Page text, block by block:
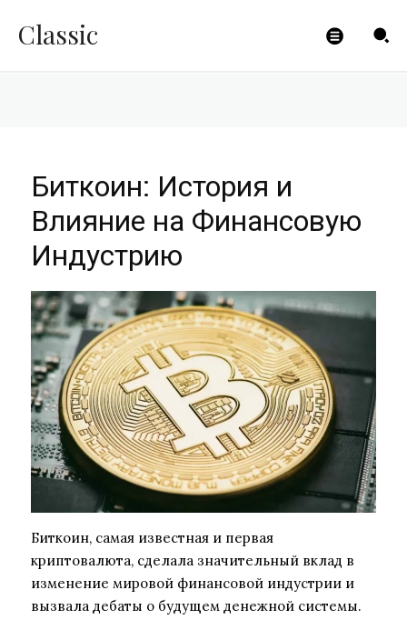
ClassicCLICKPAYMENTS
Биткоин: История и
Влияние на Финансовую
Индустрию
Биткоин, самая известная и первая
криптовалюта, сделала значительный вклад в
изменение мировой финансовой индустрии и
вызвала дебаты о будущем денежной системы.